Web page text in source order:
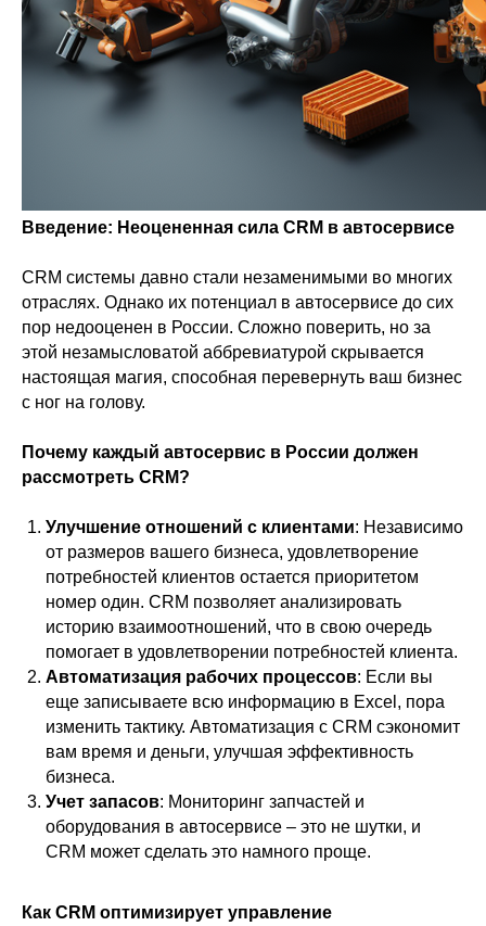
Введение: Неоцененная сила CRM в автосервисе
CRM системы давно стали незаменимыми во многих
отраслях. Однако их потенциал в автосервисе до сих
пор недооценен в России. Сложно поверить, но за
этой незамысловатой аббревиатурой скрывается
настоящая магия, способная перевернуть ваш бизнес
с ног на голову.
Почему каждый автосервис в России должен
рассмотреть CRM?
Улучшение отношений с клиентами: Независимо
от размеров вашего бизнеса, удовлетворение
потребностей клиентов остается приоритетом
номер один. CRM позволяет анализировать
историю взаимоотношений, что в свою очередь
помогает в удовлетворении потребностей клиента.
Автоматизация рабочих процессов: Если вы
еще записываете всю информацию в Excel, пора
изменить тактику. Автоматизация с CRM сэкономит
вам время и деньги, улучшая эффективность
бизнеса.
Учет запасов: Мониторинг запчастей и
оборудования в автосервисе – это не шутки, и
CRM может сделать это намного проще.
Как CRM оптимизирует управление